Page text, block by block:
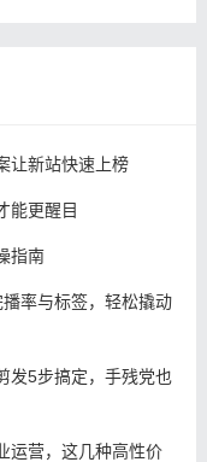
让新站快速上榜
能更醒目
指南
率与标签，轻松撬动
发5步搞定，手残党也
运营，这几种高性价